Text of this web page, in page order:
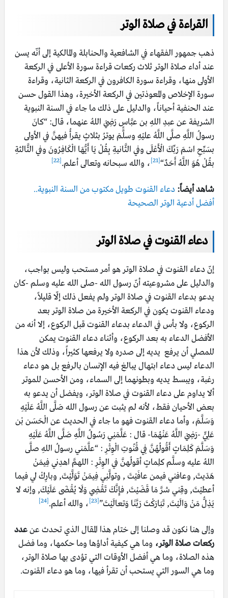
القراءة في صلاة الوتر
ذهب جمهور الفقهاء في الشافعية والحنابلة والمالكية إلى أنّه يسن
عند أداء صلاة الوتر ثلاث ركعات قراءة سورة الأعلى في الركعة
الأولى منها، وقراءة سورة الكافرون في الركعة الثانية، وقراءة
سورة الإخلاص والمعوذتين في الركعة الأخيرة، وهذا القول حسن
عند الحنفية أحياناً، والدليل على ذلك ما جاء في السنة النبوية
الشريفة عن عبدِ اللهِ بن عبَّاسٍ رَضِيَ اللهُ عنهما، قال: “كانَ
رسولُ اللَّهِ صلَّى اللَّهُ عليْهِ وسلَّمَ يوترُ بثلاثٍ يقرأُ فيهنَّ في الأولى
بسَبِّحِ اسْمَ رَبِّكَ الْأَعْلَى وفي الثَّانيةِ بِقُلْ يَا أَيُّهَا الْكَافِرُونَ وفي الثَّالثةِ
بقُلْ هُوَ اللَّهُ أَحَدٌ“
[21] ، والله سبحانه وتعالى أعلم.[22]
شاهد أيضاً: دعاء القنوت طويل مكتوب من السنة النبوية..
أفضل أدعية الوتر الصحيحة
دعاء القنوت في صلاة الوتر
إنّ دعاء القنوت في صلاة الوتر هو أمر مستحب وليس بواجب،
والدليل على مشروعيته أنّ رسول الله -صلى الله عليه وسلم -كان
يدعو بدعاء القنوت في صلاة الوتر ولم يفعل ذلك إلّا قليلاً،
ودعاء القنوت يكون في الركعة الأخيرة من صلاة الوتر بعد
الركوع، ولا بأس في الدعاء بدعاء القنوت قبل الركوع، إلا أنه من
الأفضل الدعاء به بعد الركوع، وأثناء دعاء القنوت يمكن
للمصلي أن يرفع يديه إلى صدره ولا يرفعها كثيراً، وذلك لأن هذا
الدعاء ليس دعاء ابتهال يبالغ فيه الإنسان بالرفع بل هو دعاء
رغبة، ويبسط يديه وبطونهما إلى السماء، ومن الأحسن للموتر
ألا يداوم على دعاء القنوت في صلاة الوتر، ويفضل أن يدعو به
بعض الأحيان فقط، لأنه لم يثبت عن رسول الله صَلَّى اللَّهُ عَلَيْهِ
وَسَلَّمَ، وأما دعاء القنوت فهو ما جاء في الحديث عن الْحَسَن بْن
عَلِيٍّ -رَضِيَ اللَّهُ عَنْهُمَا- قال : عَلَّمَنِي رَسُولُ اللَّهِ صَلَّى اللَّهُ عَلَيْهِ
وَسَلَّمَ كَلِمَاتٍ أَقُولُهُنَّ فِي قُنُوتِ الْوِتْرِ : “علَّمَني رسولُ اللهِ صلَّى
اللهُ عليه وسلَّم كلِماتٍ أقولُهنَّ في الوِتْرِ : اللهمَّ اهدِني فِيمَنْ
هَدَيتَ, وعافني فيمن عافَيْتَ , وتولَّنِي فِيمَنْ تَوَلَّيْتَ, وبارِكْ لي فيما
أعطيْتَ, وقِني شرَّ مَا قَضَيْتَ, فإِنَّكَ تَقْضِي وَلَا يُقْضَى عَلَيْكَ, وإنه لا
يَذِلُّ مَنْ وَالَيْتَ, تَبَارَكْتَ رَبَّنَا وَتعالَيْتَ”[23] ، والله أعلم.[24]
وإلى هنا نكون قد وصلنا إلى ختام هذا المقال الذي تحدث عنعدد
ركعات صلاة الوتر، وما هي كيفية أداؤها وما حكمها، وما فضل
هذه الصلاة، وما هي أفضل الأوقات التي تؤدى بها صلاة الوتر،
وما هي السور التي يستحب أن تقرأ فيها، وما هو دعاء القنوت.